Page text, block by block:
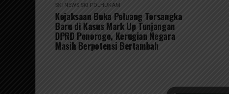
SKI NEWS SKI POLHUKAM
Kejaksaan Buka Peluang Tersangka
Baru di Kasus Mark Up Tunjangan
DPRD Ponorogo, Kerugian Negara
Masih Berpotensi Bertambah